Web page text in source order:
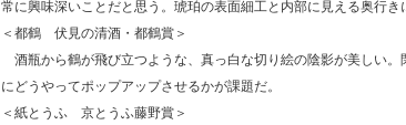
常に興味深いことだと思う。琥珀の表面細工と内部に見える奥行き
＜都鶴 伏見の清酒・都鶴賞＞
酒瓶から鶴が飛び立つような、真っ白な切り絵の陰影が美しい
にどうやってポップアップさせるかが課題だ。
＜紙とうふ 京とうふ藤野賞＞